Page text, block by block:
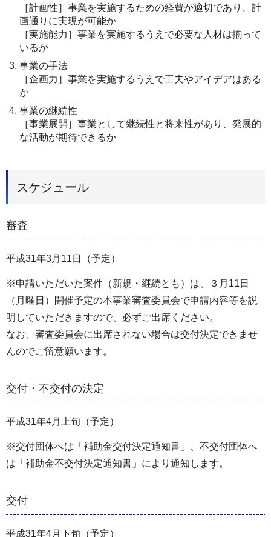
［計画性］事業を実施するための経費が適切であり、計
画通りに実現が可能か
［実施能力］事業を実施するうえで必要な人材は揃って
いるか
事業の手法
［企画力］事業を実施するうえで工夫やアイデアはある
か
事業の継続性
［事業展開］事業として継続性と将来性があり、発展的
な活動が期待できるか
スケジュール
審査
平成31年3月11日（予定）
※申請いただいた案件（新規・継続とも）は、３月11日
（月曜日）開催予定の本事業審査委員会で申請内容等を説
明していただきますので、必ずご出席ください。
なお、審査委員会に出席されない場合は交付決定できませ
んのでご留意願います。
交付・不交付の決定
平成31年4月上旬（予定）
※交付団体へは「補助金交付決定通知書」、不交付団体へ
は「補助金不交付決定通知書」により通知します。
交付
平成31年4月下旬（予定）